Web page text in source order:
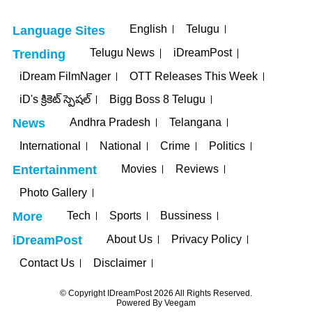
Language Sites English Telugu
Trending Telugu News
iDreamPost
iDream FilmNager
OTT Releases This Week
iD's క్రికెట్ స్పెషల్
Bigg Boss 8 Telugu
News Andhra Pradesh
Telangana
International
National Crime Politics
Entertainment Movies
Reviews
Photo Gallery
More Tech Sports Bussiness
iDreamPost About Us
Privacy Policy
Contact Us
Disclaimer
© Copyright IDreamPost 2026 All Rights Reserved.
Powered By Veegam